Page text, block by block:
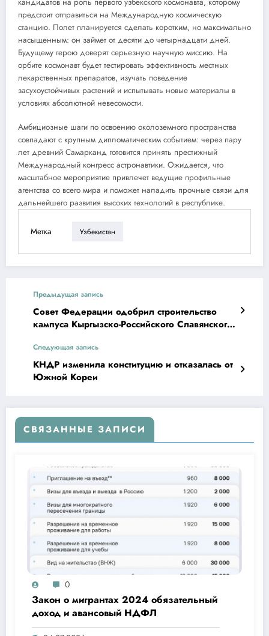
предстоит отправиться на Международную космическую
станцию. Полет планируется сделать коротким, но максимально
насыщенным: он займет от десяти до четырнадцати дней.
Будущему герою доверят серьезную научную миссию. На
орбите космонавт будет тестировать эффективность местных
лекарственных препаратов, изучать поведение
засухоустойчивых растений и испытывать новые материалы в
условиях абсолютной невесомости.
Амбициозные шаги по освоению околоземного пространства
совпадают с крупным дипломатическим событием: через пару
лет древний Самарканд готовится принять престижный
Международный конгресс астронавтики. Ожидается, что
масштабное мероприятие привлечет ведущие профильные
агентства со всего мира и поможет наладить прочные связи для
дальнейшего развития высоких технологий в республике.
Метка Узбекистан
Предыдущая запись
Совет Федерации одобрил строительство
кампуса Кыргызско-Российского Славянского
Следующая запись
КНДР изменила конституцию и отказалась от
Южной Кореи
СВЯЗАННЫЕ ЗАПИСИ
0
Закон о мигрантах 2024 обязательный
доход и авансовый НДФЛ